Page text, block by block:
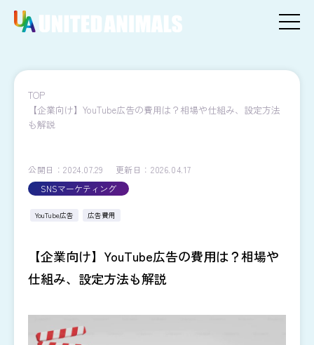
TOP
【企業向け】YouTube広告の費用は？相場や仕組み、設定方法
も解説
公開日：2024.07.29
更新日：2026.04.17
SNSマーケティング
YouTube広告 広告費用
【企業向け】YouTube広告の費用は？相場や
仕組み、設定方法も解説